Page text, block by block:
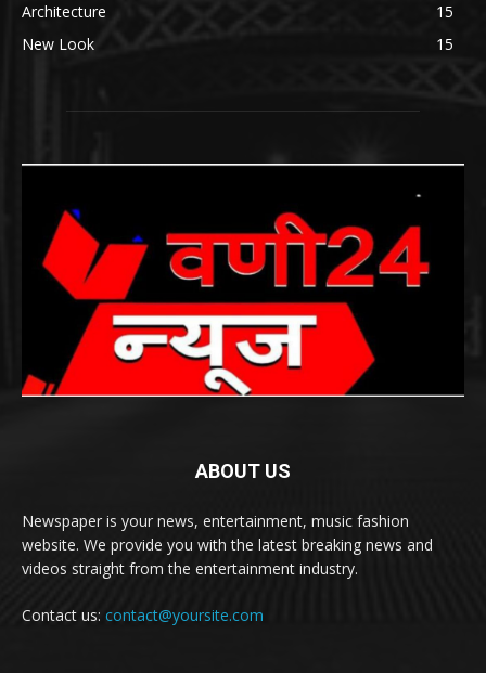
Architecture
15
New Look
15
ABOUT US
Newspaper is your news, entertainment, music fashion
website. We provide you with the latest breaking news and
videos straight from the entertainment industry.
Contact us: contact@yoursite.com